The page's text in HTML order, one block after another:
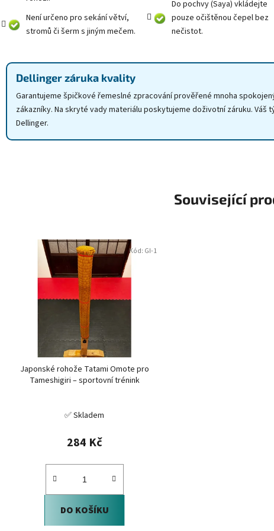
Není určeno pro sekání větví,
stromů či šerm s jiným mečem.
Do pochvy (Saya) vkládejte
pouze očištěnou čepel bez
nečistot.
Dellinger záruka kvality
Garantujeme špičkové řemeslné zpracování prověřené mnoha
zákazníky. Na skryté vady materiálu poskytujeme doživotní záruku. Váš
Dellinger.
Související
Japonské rohože Tatami Omote pro
Tameshigiri – sportovní trénink
✅ Skladem
284 Kč
DO KOŠÍKU
Kód: GI-1